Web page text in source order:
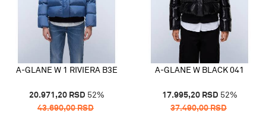
A-GLANE W 1 RIVIERA B3E
20.971,20 RSD 52%
43.690,00RSD
A-GLANE W BLACK 041
17.995,20 RSD 52%
37.490,00RSD